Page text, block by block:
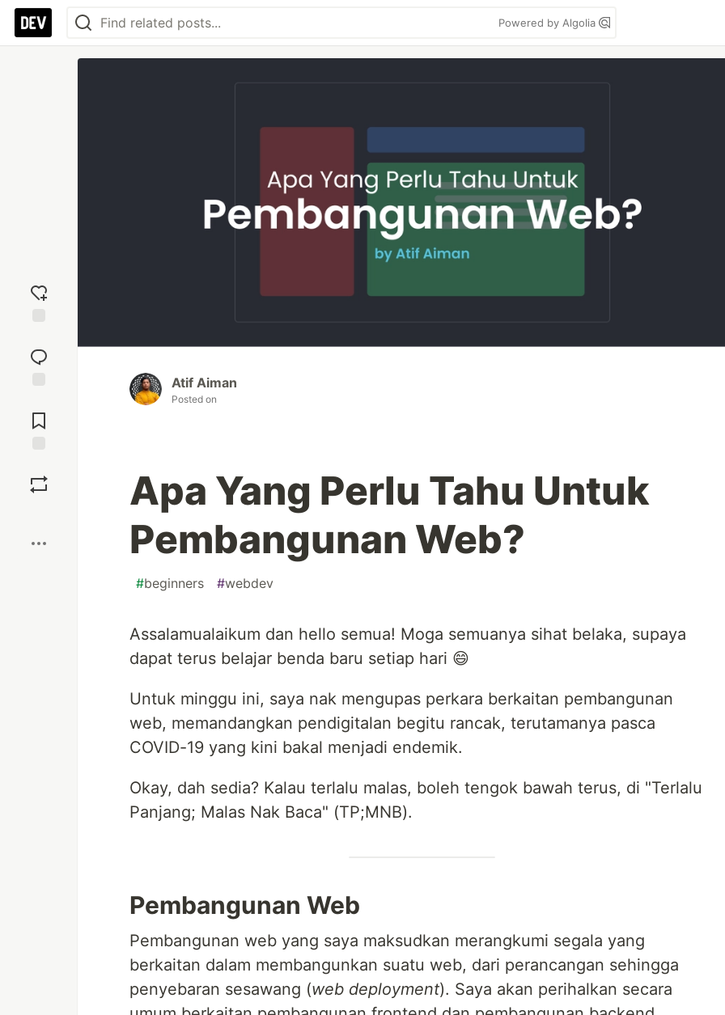
Powered by Algolia
reaction
Comments
Atif Aiman
Posted on
Apa Yang Perlu Tahu Untuk
Pembangunan Web?
#beginners #webdev
Assalamualaikum dan hello semua! Moga semuanya sihat belaka, supaya
dapat terus belajar benda baru setiap hari 😄
Untuk minggu ini, saya nak mengupas perkara berkaitan pembangunan
web, memandangkan pendigitalan begitu rancak, terutamanya pasca
COVID-19 yang kini bakal menjadi endemik.
Okay, dah sedia? Kalau terlalu malas, boleh tengok bawah terus, di "Terlalu
Panjang; Malas Nak Baca" (TP;MNB).
Pembangunan Web
Pembangunan web yang saya maksudkan merangkumi segala yang
berkaitan dalam membangunkan suatu web, dari perancangan sehingga
penyebaran sesawang (web deployment). Saya akan perihalkan secara